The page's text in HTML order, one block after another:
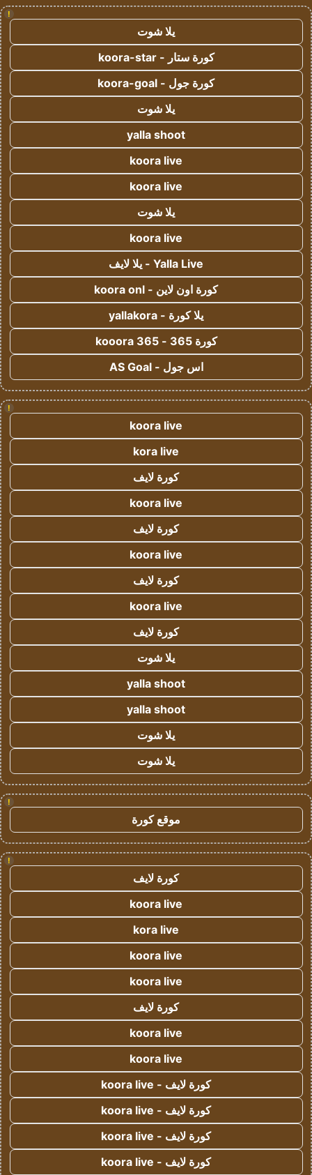
!
يلا شوت
كورة ستار - koora-star
كورة جول - koora-goal
يلا شوت
yalla shoot
koora live
koora live
يلا شوت
koora live
Yalla Live - يلا لايف
كورة اون لاين - koora onl
يلا كورة - yallakora
كورة 365 - kooora 365
اس جول - AS Goal
!
koora live
kora live
كورة لايف
koora live
كورة لايف
koora live
كورة لايف
koora live
كورة لايف
يلا شوت
yalla shoot
yalla shoot
يلا شوت
يلا شوت
!
موقع كورة
!
كورة لايف
koora live
kora live
koora live
koora live
كورة لايف
koora live
koora live
كورة لايف - koora live
كورة لايف - koora live
كورة لايف - koora live
كورة لايف - koora live